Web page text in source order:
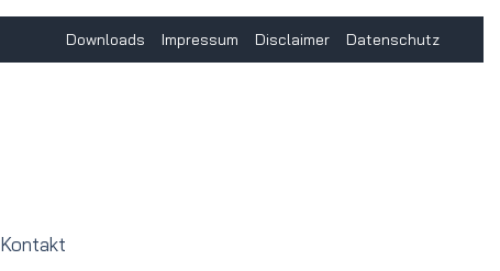
Downloads Impressum Disclaimer Datenschutz
Kontakt